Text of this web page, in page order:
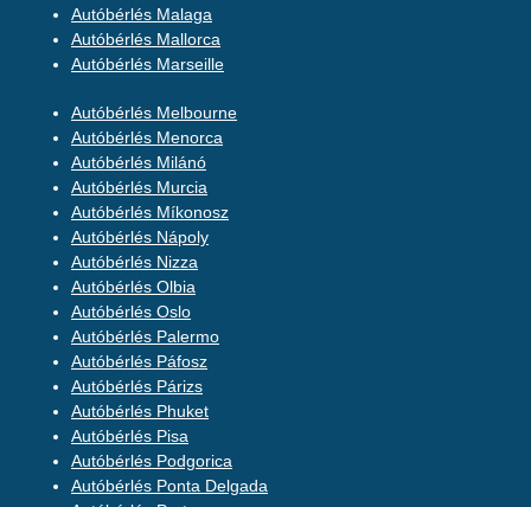
Autóbérlés Malaga
Autóbérlés Mallorca
Autóbérlés Marseille
Autóbérlés Melbourne
Autóbérlés Menorca
Autóbérlés Milánó
Autóbérlés Murcia
Autóbérlés Míkonosz
Autóbérlés Nápoly
Autóbérlés Nizza
Autóbérlés Olbia
Autóbérlés Oslo
Autóbérlés Palermo
Autóbérlés Páfosz
Autóbérlés Párizs
Autóbérlés Phuket
Autóbérlés Pisa
Autóbérlés Podgorica
Autóbérlés Ponta Delgada